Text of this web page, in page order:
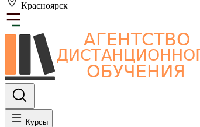
Красноярск
Курсы